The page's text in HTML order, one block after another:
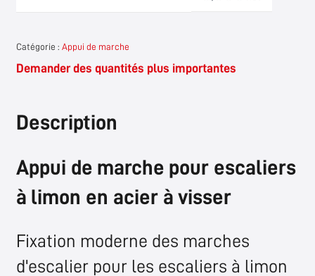
Catégorie : Appui de marche
Demander des quantités plus importantes
Description
Appui de marche pour escaliers
à limon en acier à visser
Fixation moderne des marches
d'escalier pour les escaliers à limon